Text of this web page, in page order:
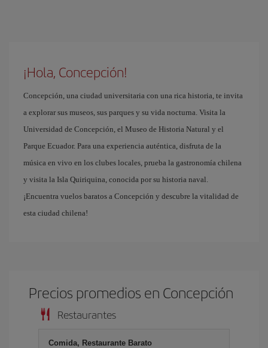
¡Hola, Concepción!
Concepción, una ciudad universitaria con una rica historia, te invita
a explorar sus museos, sus parques y su vida nocturna. Visita la
Universidad de Concepción, el Museo de Historia Natural y el
Parque Ecuador. Para una experiencia auténtica, disfruta de la
música en vivo en los clubes locales, prueba la gastronomía chilena
y visita la Isla Quiriquina, conocida por su historia naval.
¡Encuentra vuelos baratos a Concepción y descubre la vitalidad de
esta ciudad chilena!
Precios promedios en Concepción
Restaurantes
Comida, Restaurante Barato